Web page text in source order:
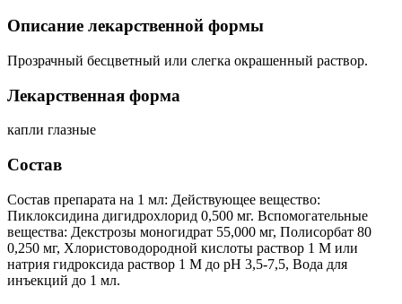
Описание лекарственной формы
Прозрачный бесцветный или слегка окрашенный раствор.
Лекарственная форма
капли глазные
Состав
Состав препарата на 1 мл: Действующее вещество:
Пиклоксидина дигидрохлорид 0,500 мг. Вспомогательные
вещества: Декстрозы моногидрат 55,000 мг, Полисорбат 80
0,250 мг, Хлористоводородной кислоты раствор 1 М или
натрия гидроксида раствор 1 М до рН 3,5-7,5, Вода для
инъекций до 1 мл.